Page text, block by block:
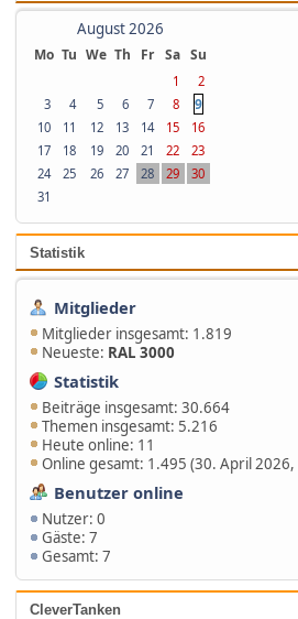
August 2026
Mo Tu We Th Fr Sa Su
1
2
3
4 5 6 7 8 9
10 11 12 13 14 15
16
17
18 19 20 21 22
23
24
25 26 27 28 29
30
31
Statistik
Mitglieder
Mitglieder insgesamt: 1.819
Neueste: RAL 3000
Statistik
Beiträge insgesamt: 30.664
Themen insgesamt: 5.216
Heute online: 11
Online gesamt: 1.495 (30. April
Benutzer online
Nutzer: 0
Gäste: 7
Gesamt: 7
CleverTanken